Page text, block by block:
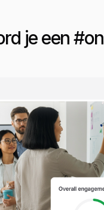
je een #